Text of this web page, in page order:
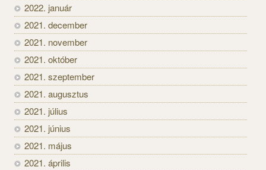
2022. január
2021. december
2021. november
2021. október
2021. szeptember
2021. augusztus
2021. július
2021. június
2021. május
2021. április